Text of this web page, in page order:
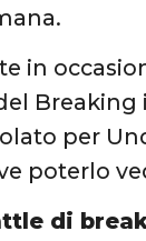
in
per
poterlo
di